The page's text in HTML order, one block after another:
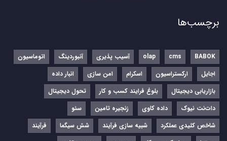
برچسب‌ها
BABOK
cms
olap آسیب پذیری آنبوردینگ
اتوماسیون
اجایل
ارکستراسیون اسکرام امن سازی
انبار داده
بازاریابی دیجیتال
بلوغ فرایند کسب و کار
تحول دیجیتال
دات‌نت نیوک
داده کاوی زنجیره تامین
سئو
شاخص کلیدی عملکرد
شبیه سازی فرآیند شش سیگما
فرآیند